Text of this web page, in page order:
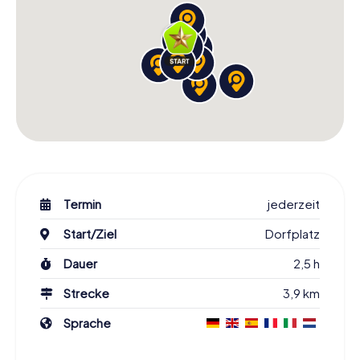
Termin
jederzeit
Start/Ziel
Dorfplatz
Dauer
2,5 h
Strecke
3,9 km
Sprache